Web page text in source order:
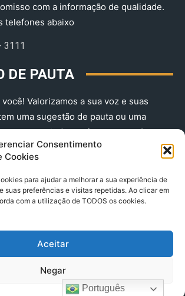
Consentimento
Cookies
para ajudar a melhorar a sua experiência de
suas preferências e visitas repetidas. Ao clicar em
com a utilização de TODOS os cookies.
Aceitar
Negar
com a informação de qualidade.
telefones abaixo
3111
DE PAUTA
Valorizamos a sua voz e suas
uma sugestão de pauta ou uma
ser contada, envie-nos agora!
3111
do Pará CNPJ: 04.901.141/0001-36 End .
2301, Ed. Rogério Fernandez – Sala
Cremação – CEP 66045.315
Português